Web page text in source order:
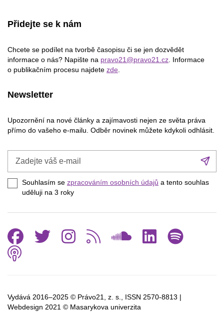
Přidejte se k nám
Chcete se podílet na tvorbě časopisu či se jen dozvědět
informace o nás? Napište na pravo21@pravo21.cz . Informace
o publikačním procesu najdete zde
Newsletter
Upozornění na nové články a zajímavosti nejen ze světa práva
přímo do vašeho e-mailu. Odběr novinek můžete kdykoli odhlásit.
e-
mail
Souhlasím se zpracováním osobních údajů a tento souhlas
uděluji na 3 roky
Vydává 2016–2025 © Právo21, z. s., ISSN 2570-8813 |
Webdesign 2021 © Masarykova univerzita
Facebook
Twitter
Instagram
RSS
Podcast